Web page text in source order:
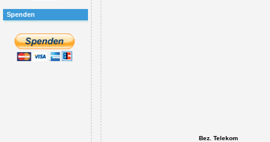
Spenden
Bez. Telekom